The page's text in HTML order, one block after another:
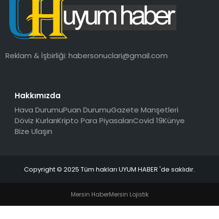
SAĞLIK
MAGAZIN
Reklam & İşbirliği:habersonuclari@gmail.com
Hakkımızda
Hava DurumuPuan DurumuGazete Manşetleri
Döviz KurlarıKripto Para PiyasalarıCovid 19Künye
Bize Ulaşın
Copyright © 2025 Tüm hakları UYUM HABER 'de saklıdır.
Mersin HaberMersin Lojistik